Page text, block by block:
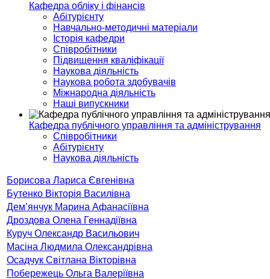
Кафедра обліку і фінансів
Абітурієнту
Навчально-методичні матеріали
Історія кафедри
Співробітники
Підвищення кваліфікації
Наукова діяльність
Наукова робота здобувачів
Міжнародна діяльність
Наші випускники
Кафедра публічного управління та адміністрування
Співробітники
Абітурієнту
Наукова діяльність
Борисова Лариса Євгенівна
Бутенко Вікторія Василівна
Дем’янчук Марина Афанасіївна
Дроздова Олена Геннадіївна
Куруч Олександр Васильович
Масіна Людмила Олександрівна
Осадчук Світлана Вікторівна
Побережець Ольга Валеріївна